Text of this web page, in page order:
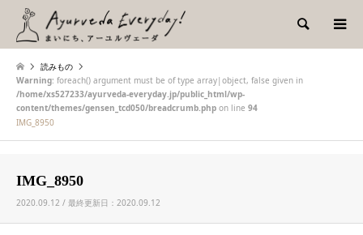
検索
読みもの
Warning: foreach() argument must be of type array|object, false given in
/home/xs527233/ayurveda-everyday.jp/public_html/wp-
content/themes/gensen_tcd050/breadcrumb.php on line 94
IMG_8950
IMG_8950
2020.09.12 / 最終更新日：2020.09.12